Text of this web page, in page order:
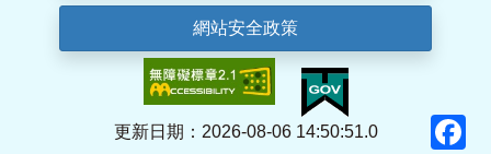
網站安全政策
更新日期：2026-08-06 14:50:51.0